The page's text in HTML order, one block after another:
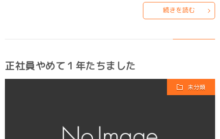
続きを読む
正社員やめて１年たちました
未分類